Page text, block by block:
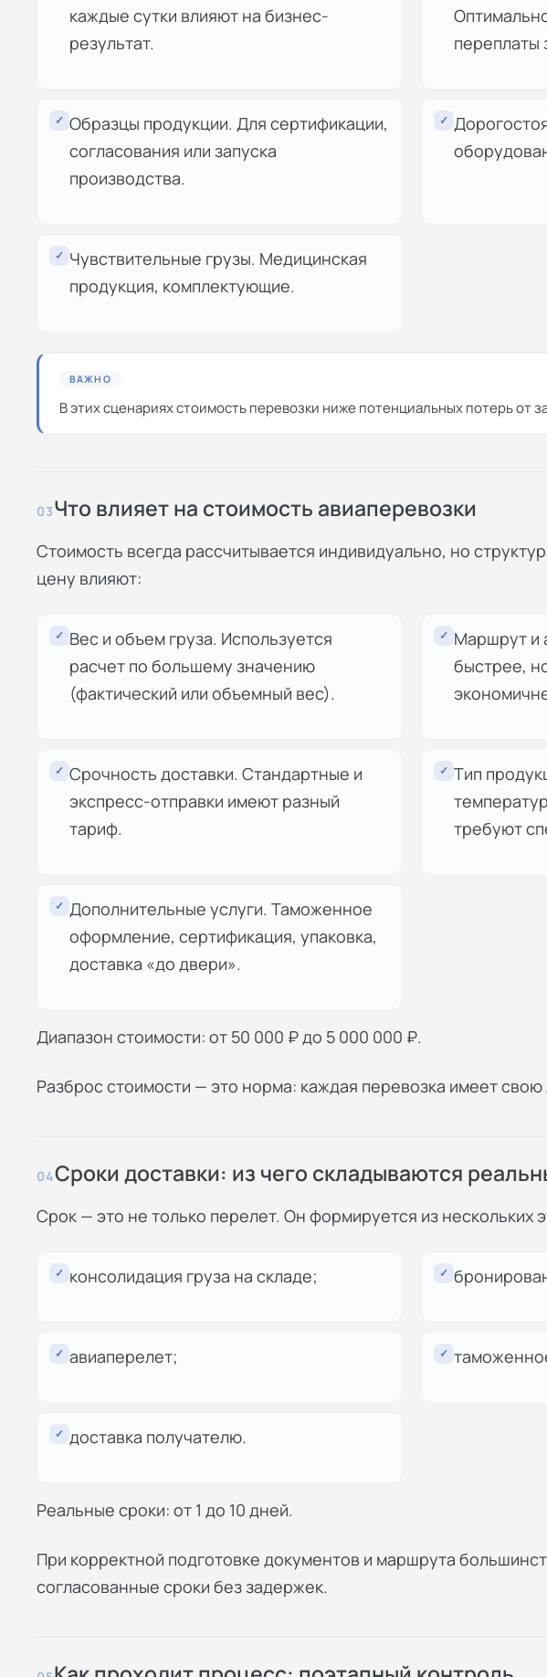
каждые сутки влияют на бизнес-
результат.
переплаты
✓ Образцы продукции. Для сертификации,
согласования или запуска
производства.
✓
✓ Чувствительные грузы. Медицинская
продукция, комплектующие.
ВАЖНО
В этих сценариях стоимость перевозки ниже потенциальных потерь от
03Что влияет на стоимость авиаперевозки
Стоимость всегда рассчитывается индивидуально, но
цену влияют:
✓ Вес и объем груза. Используется
расчет по большему значению
(фактический или объемный вес).
✓ Маршрут и
быстрее,
✓ Срочность доставки. Стандартные и
экспресс-отправки имеют разный
тариф.
✓ Тип
требуют
✓ Дополнительные услуги. Таможенное
оформление, сертификация, упаковка,
доставка «до двери».
Диапазон стоимости: от 50 000 ₽ до 5 000 000 ₽.
Разброс стоимости — это норма: каждая перевозка имеет
04Сроки доставки: из чего складываются
Срок — это не только перелет. Он формируется из нескольких
✓ консолидация груза на складе; ✓
✓ авиаперелет; ✓
✓ доставка получателю.
Реальные сроки: от 1 до 10 дней.
При корректной подготовке документов и маршрута
согласованные сроки без задержек.